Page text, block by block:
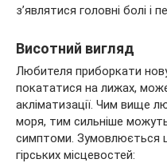
з’являтися головні болі і
Висотний вигляд
Любителя приборкати
покататися на лижах,
акліматизації. Чим вище
моря, тим сильніше
симптоми. Зумовлюється
гірських місцевостей: